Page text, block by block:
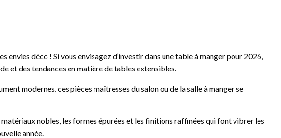
envies déco ! Si vous envisagez d’investir dans une table à manger pour 2026,
et des tendances en matière de tables extensibles.
modernes, ces pièces maîtresses du salon ou de la salle à manger se
nobles, les formes épurées et les finitions raffinées qui font vibrer les
année.